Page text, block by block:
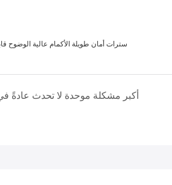
سترات أمان طويلة الأكمام عالية الوضوح
أكبر مشكلة موحدة لا تحدث عادةً في